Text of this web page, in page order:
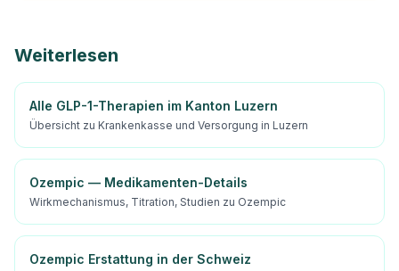
Weiterlesen
Alle GLP-1-Therapien im Kanton Luzern
Übersicht zu Krankenkasse und Versorgung in Luzern
Ozempic — Medikamenten-Details
Wirkmechanismus, Titration, Studien zu Ozempic
Ozempic Erstattung in der Schweiz